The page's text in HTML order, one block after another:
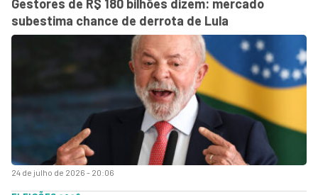
24 de julho de 2026 - 20:06
Gestores de R$ 180 bilhões dizem: mercado
subestima chance de derrota de Lula